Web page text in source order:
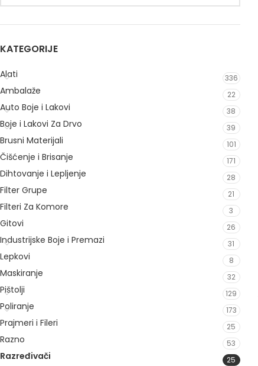
KATEGORIJE
Alati 336
Ambalaže 22
Auto Boje i Lakovi 38
Boje i Lakovi Za Drvo 39
Brusni Materijali 101
Čišćenje i Brisanje 171
Dihtovanje i Lepljenje 28
Filter Grupe 21
Filteri Za Komore 3
Gitovi 26
Industrijske Boje i Premazi 31
Lepkovi 8
Maskiranje 32
Pištolji 129
Poliranje 173
Prajmeri i Fileri 25
Razno 53
Razređivači 25